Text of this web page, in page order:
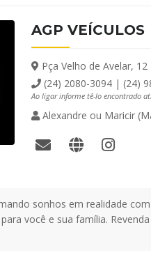
AGP VEÍCULOS
Pça Velho de Avelar,
(24) 2080-3094 | (24)
Ao ligar informe tê-lo encontrado
Alexandre ou Maricir
sonhos em realidade
para você e sua família.